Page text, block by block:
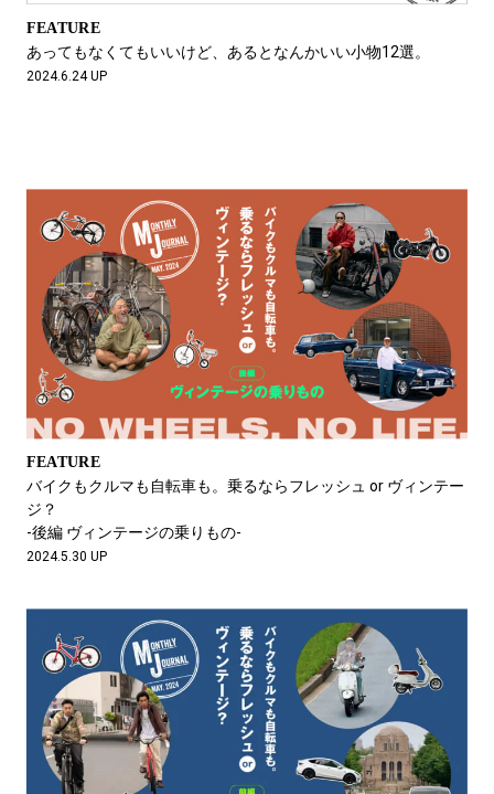
FEATURE
あってもなくてもいいけど、あるとなんかいい小物12選。
2024.6.24 UP
FEATURE
バイクもクルマも自転車も。乗るならフレッシュ or ヴィンテー
ジ？
-後編 ヴィンテージの乗りもの-
2024.5.30 UP